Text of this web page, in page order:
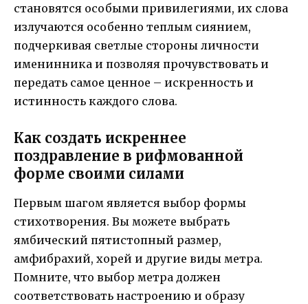
становятся особыми привилегиями, их слова
излучаются особенно теплым сиянием,
подчеркивая светлые стороны личности
именинника и позволяя прочувствовать и
передать самое ценное – искренность и
истинность каждого слова.
Как создать искреннее
поздравление в рифмованной
форме своими силами
Первым шагом является выбор формы
стихотворения. Вы можете выбрать
ямбический пятистопный размер,
амфибрахий, хорей и другие виды метра.
Помните, что выбор метра должен
соответствовать настроению и образу